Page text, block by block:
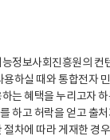
정보사회진흥원의 컨
용하실 때와 통합전자
는 혜택을 누리고자
하고 허락을 얻고 출
차에 따라 게재한 경